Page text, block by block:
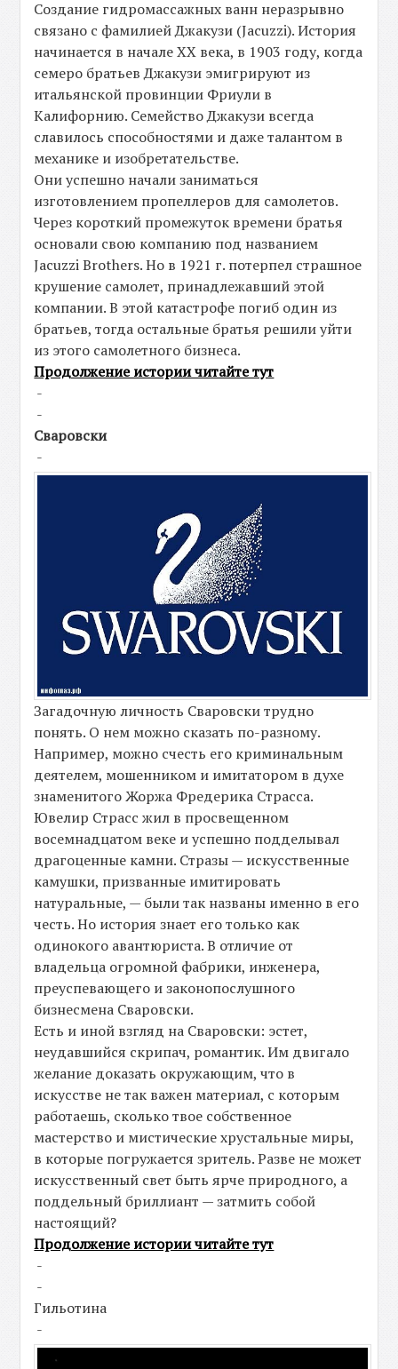
Создание гидромассажных ванн неразрывно
связано с фамилией Джакузи (Jacuzzi). История
начинается в начале ХХ века, в 1903 году, когда
семеро братьев Джакузи эмигрируют из
итальянской провинции Фриули в
Калифорнию. Семейство Джакузи всегда
славилось способностями и даже талантом в
механике и изобретательстве.
Они успешно начали заниматься
изготовлением пропеллеров для самолетов.
Через короткий промежуток времени братья
основали свою компанию под названием
Jacuzzi Brothers. Но в 1921 г. потерпел страшное
крушение самолет, принадлежавший этой
компании. В этой катастрофе погиб один из
братьев, тогда остальные братья решили уйти
из этого самолетного бизнеса.
Продолжение истории читайте тут
-
-
Сваровски
-
Загадочную личность Сваровски трудно
понять. О нем можно сказать по-разному.
Например, можно счесть его криминальным
деятелем, мошенником и имитатором в духе
знаменитого Жоржа Фредерика Страсса.
Ювелир Страсс жил в просвещенном
восемнадцатом веке и успешно подделывал
драгоценные камни. Стразы — искусственные
камушки, призванные имитировать
натуральные, — были так названы именно в его
честь. Но история знает его только как
одинокого авантюриста. В отличие от
владельца огромной фабрики, инженера,
преуспевающего и законопослушного
бизнесмена Сваровски.
Есть и иной взгляд на Сваровски: эстет,
неудавшийся скрипач, романтик. Им двигало
желание доказать окружающим, что в
искусстве не так важен материал, с которым
работаешь, сколько твое собственное
мастерство и мистические хрустальные миры,
в которые погружается зритель. Разве не может
искусственный свет быть ярче природного, а
поддельный бриллиант — затмить собой
настоящий?
Продолжение истории читайте тут
-
-
Гильотина
-